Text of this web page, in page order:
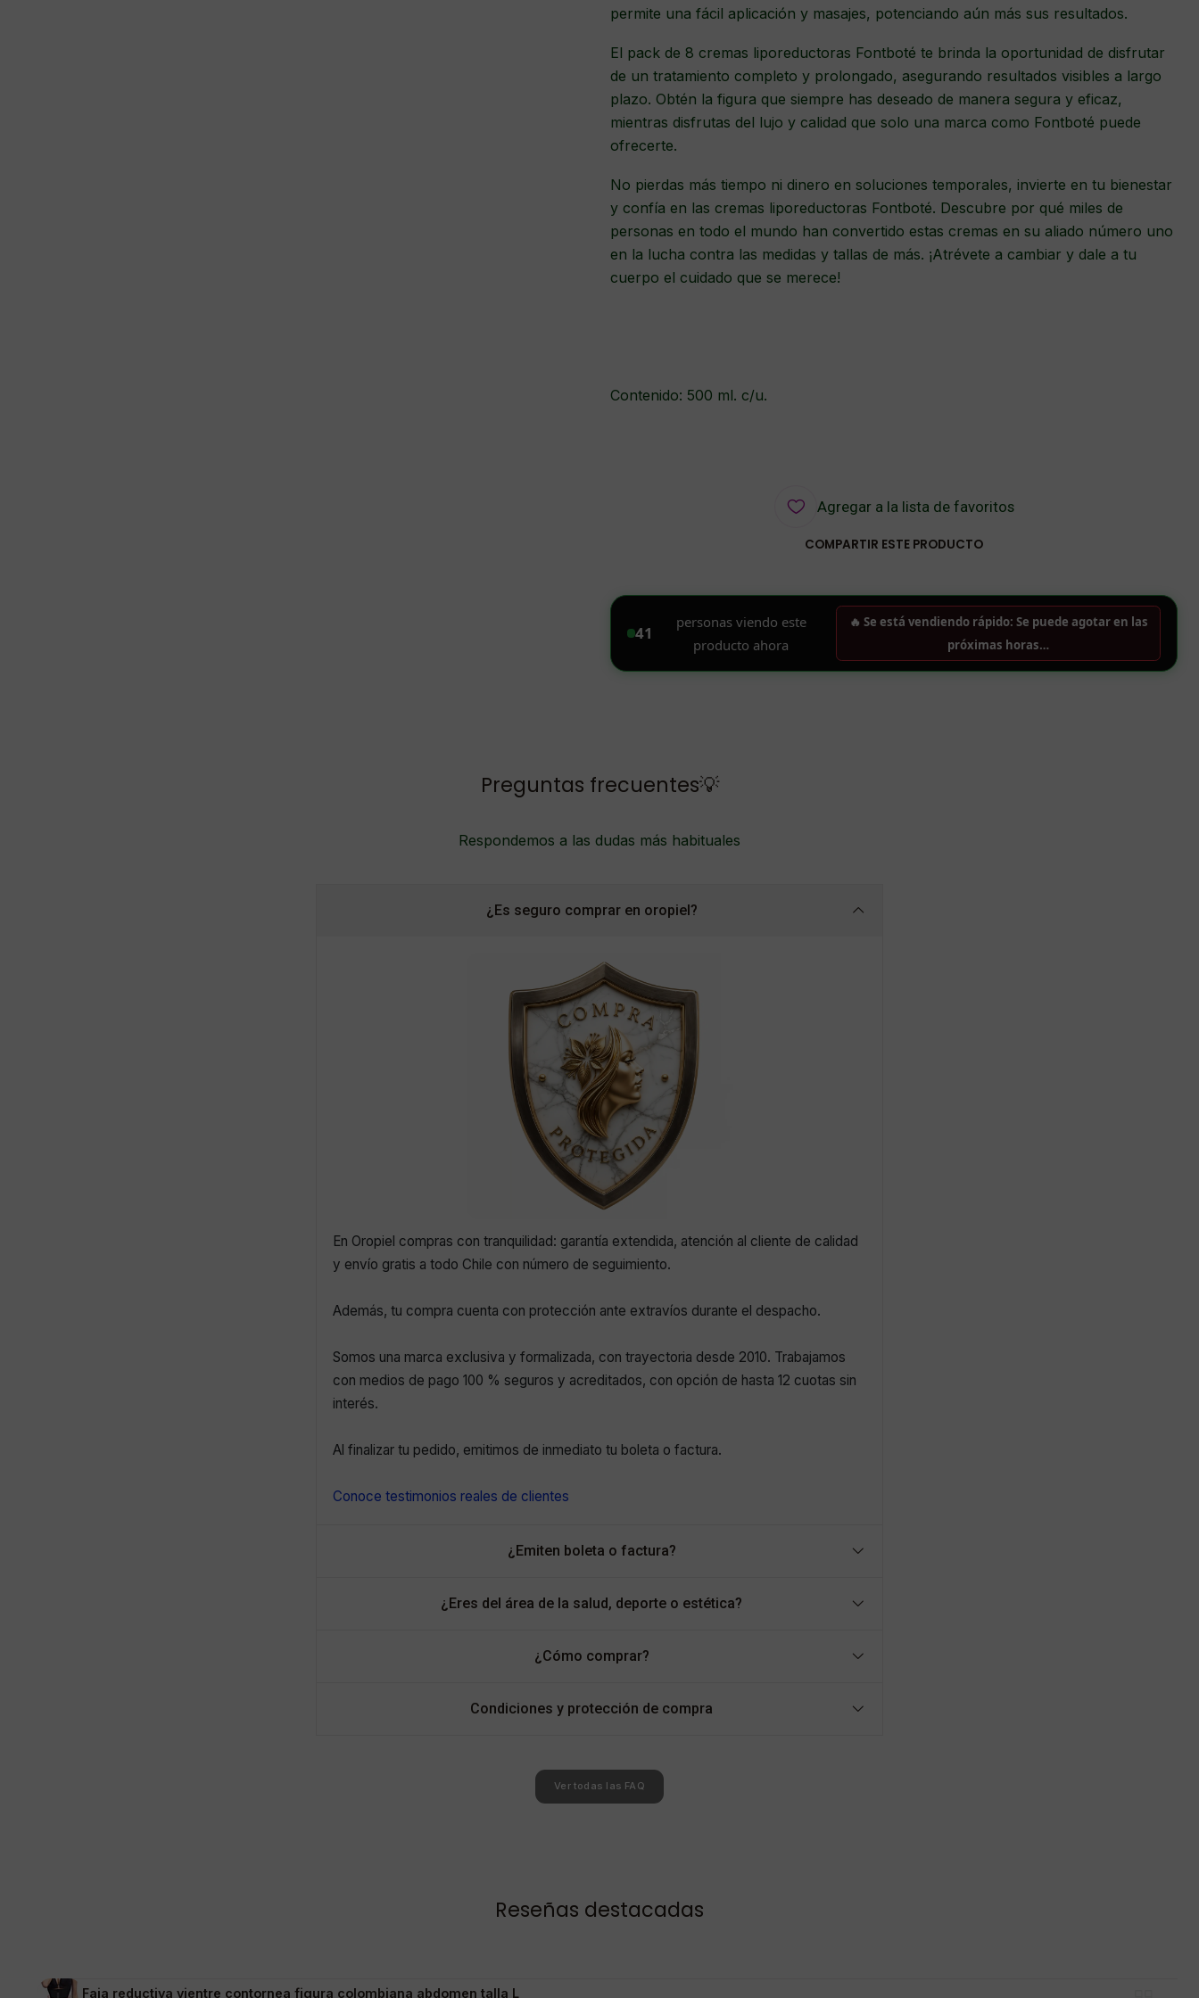
permite una fácil aplicación y masajes, potenciando aún más sus resultados.
El pack de 8 cremas liporeductoras Fontboté te brinda la oportunidad de disfrutar
de un tratamiento completo y prolongado, asegurando resultados visibles a largo
plazo. Obtén la figura que siempre has deseado de manera segura y eficaz,
mientras disfrutas del lujo y calidad que solo una marca como Fontboté puede
ofrecerte.
No pierdas más tiempo ni dinero en soluciones temporales, invierte en tu bienestar
y confía en las cremas liporeductoras Fontboté. Descubre por qué miles de
personas en todo el mundo han convertido estas cremas en su aliado número uno
en la lucha contra las medidas y tallas de más. ¡Atrévete a cambiar y dale a tu
cuerpo el cuidado que se merece!
Contenido: 500 ml. c/u.
Agregar a la lista de favoritos
COMPARTIR ESTE PRODUCTO
Preguntas frecuentes💡
Respondemos a las dudas más habituales
¿Es seguro comprar en oropiel?
En Oropiel compras con tranquilidad: garantía extendida, atención al cliente de calidad
y envío gratis a todo Chile con número de seguimiento.
Además, tu compra cuenta con protección ante extravíos durante el despacho.
Somos una marca exclusiva y formalizada, con trayectoria desde 2010. Trabajamos
con medios de pago 100 % seguros y acreditados, con opción de hasta 12 cuotas sin
interés.
Al finalizar tu pedido, emitimos de inmediato tu boleta o factura.
Conoce testimonios reales de clientes
¿Emiten boleta o factura?
¿Eres del área de la salud, deporte o estética?
¿Cómo comprar?
Condiciones y protección de compra
Ver todas las FAQ
Reseñas destacadas
Faja reductiva vientre contornea figura colombiana abdomen talla L